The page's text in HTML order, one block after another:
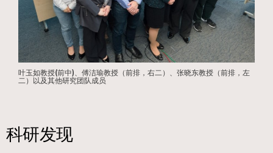
叶玉如教授(前中)、傅洁瑜教授（前排，右二）、张晓东教授（前排，左
二）以及其他研究团队成员
科研发现